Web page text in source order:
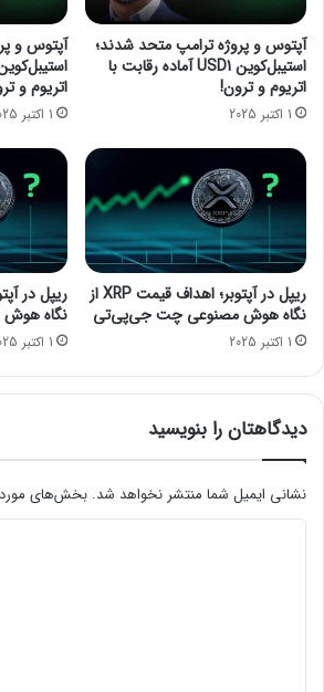
م
ی‌
ش
و
ن
د
ا
ر
خ
و
د
ر
و
ی
ب
ر
ق
ی
ل
ک
آپتوس و پروژه ترامپ متحد شدند؛
استیبل‌کوین USD1 آماده رقابت با
اتریوم و ترون!
1 اکتبر 2025
آپتوس و
اتریوم و
1 اکتبر 2025
ریپل در آپتوبر؛ اهداف قیمت XRP از
نگاه هوش مصنوعی چت جی‌پی‌تی
1 اکتبر 2025
نگاه
1 اکتبر 2025
دیدگاهتان را بنویسید
نشانی ایمیل شما منتشر نخواهد شد. بخش‌های